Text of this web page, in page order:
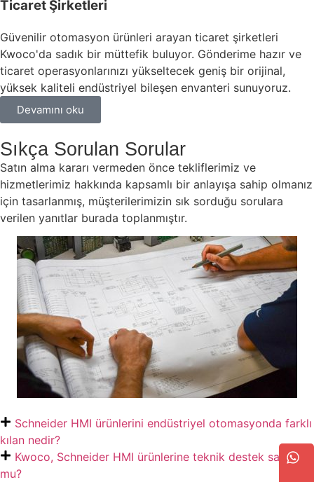
Ticaret Şirketleri
Güvenilir otomasyon ürünleri arayan ticaret şirketleri
Kwoco'da sadık bir müttefik buluyor. Gönderime hazır ve
ticaret operasyonlarınızı yükseltecek geniş bir orijinal,
yüksek kaliteli endüstriyel bileşen envanteri sunuyoruz.
Devamını oku
Sıkça Sorulan Sorular
Satın alma kararı vermeden önce tekliflerimiz ve
hizmetlerimiz hakkında kapsamlı bir anlayışa sahip olmanız
için tasarlanmış, müşterilerimizin sık sorduğu sorulara
verilen yanıtlar burada toplanmıştır.
Schneider HMI ürünlerini endüstriyel otomasyonda farklı
kılan nedir?
Kwoco, Schneider HMI ürünlerine teknik destek sağlıyor
mu?